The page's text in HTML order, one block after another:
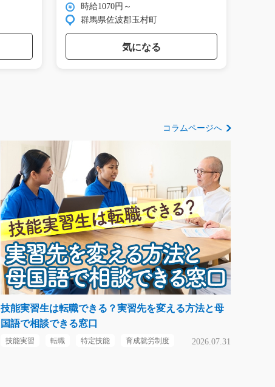
時給1070円～
群馬県佐波郡玉村町
気になる
コラムページへ
技能実習生は転職できる？実習先を変える方法と母
国語で相談できる窓口
技能実習 転職 特定技能 育成就労制度 2026.07.31